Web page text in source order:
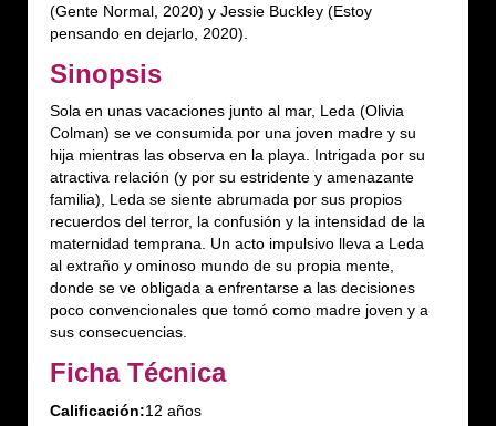
(Gente Normal, 2020) y Jessie Buckley (Estoy
pensando en dejarlo, 2020).
Sinopsis
Sola en unas vacaciones junto al mar, Leda (Olivia
Colman) se ve consumida por una joven madre y su
hija mientras las observa en la playa. Intrigada por su
atractiva relación (y por su estridente y amenazante
familia), Leda se siente abrumada por sus propios
recuerdos del terror, la confusión y la intensidad de la
maternidad temprana. Un acto impulsivo lleva a Leda
al extraño y ominoso mundo de su propia mente,
donde se ve obligada a enfrentarse a las decisiones
poco convencionales que tomó como madre joven y a
sus consecuencias.
Ficha Técnica
Calificación:12 años